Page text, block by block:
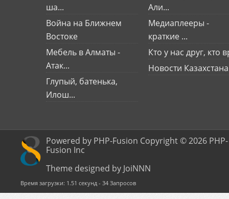
ша...
Война на Ближнем
Востоке
Мебель в Алматы -
Атак...
Глупый, батенька,
Илош...
Али...
Медиаплееры -
краткие ...
Кто у нас друг, кто
Новости Казахстана
Powered by PHP-Fusion Copyright © 2026 PHP-
Fusion Inc
Theme designed by JoiNNN
Время загрузки: 1.51 секунд - 34 Запросов